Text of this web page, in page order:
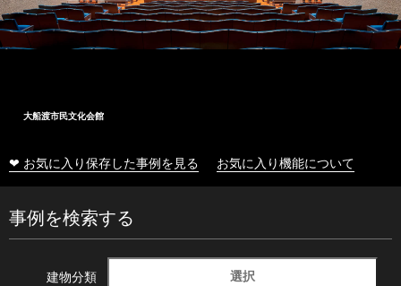
大船渡市民文化会館
❤ お気に入り保存した事例を見る お気に入り機能について
事例を検索する
建物分類 選択